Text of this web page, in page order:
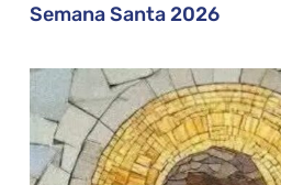
Semana Santa 2026